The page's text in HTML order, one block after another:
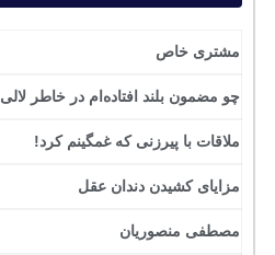
مشتری خاص
چو مضمون بلند افتاده‌ام در خاطر لالی
ملاقات با پیرزنی که غمگینم کرد!
مزایای کشیدن دندان عقل
مصطفی منصوریان